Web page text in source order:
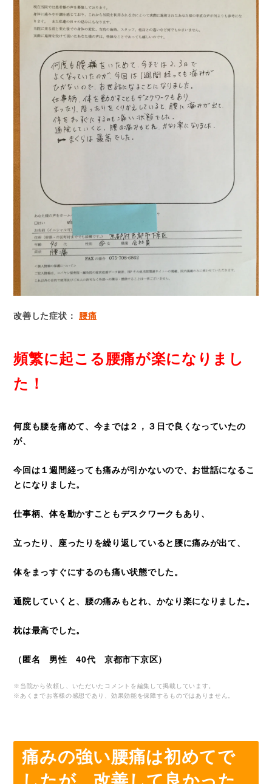
改善した症状： 腰痛
頻繁に起こる腰痛が楽になりまし
た！
何度も腰を痛めて、今までは２，３日で良くなっていたの
が、
今回は１週間経っても痛みが引かないので、お世話になるこ
とになりました。
仕事柄、体を動かすこともデスクワークもあり、
立ったり、座ったりを繰り返していると腰に痛みが出て、
体をまっすぐにするのも痛い状態でした。
通院していくと、腰の痛みもとれ、かなり楽になりました。
枕は最高でした。
（匿名 男性 40代 京都市下京区）
※当院から依頼し、いただいたコメントを編集して掲載しています。
※あくまでお客様の感想であり、効果効能を保障するものではありません。
痛みの強い腰痛は初めてで